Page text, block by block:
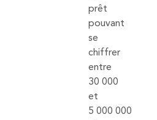
prêt
pouvant
se
chiffrer
entre
30 000
et
5 000 000